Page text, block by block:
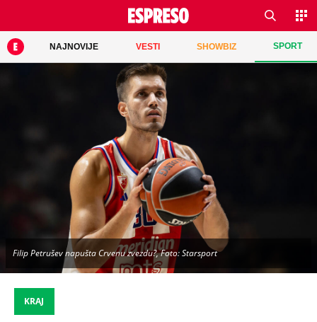
NAJNOVIJE VESTI SHOWBIZ SPORT
Filip Petrušev napušta Crvenu zvezdu?, Foto: Starsport
KRAJ